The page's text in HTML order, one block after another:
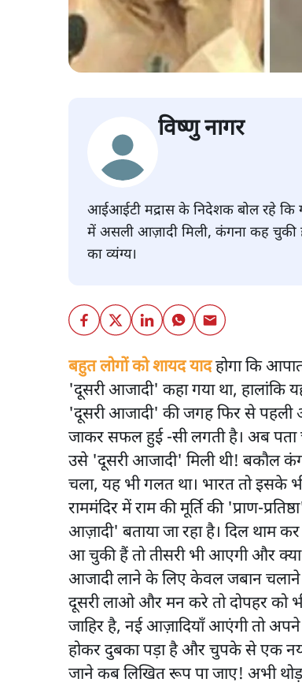
विष्णु नागर
आईआईटी मद्रास के निदेशक बोल रहे कि
में असली आज़ादी मिली, कंगना कह चुकी
का व्यंग्य।
बहुत लोगों को शायद यादहोगा कि
'दूसरी आजादी' कहा गया था, हालांकि
'दूसरी आजादी' की जगह फिर से पहली
जाकर सफल हुई -सी लगती है। अब
उसे 'दूसरी आजादी' मिली थी! बकौल
चला, यह भी गलत था। भारत तो
राममंदिर में राम की मूर्ति की 'प्राण-
आज़ादी' बताया जा रहा है। दिल थाम
आ चुकी हैं तो तीसरी भी आएगी और
आजादी लाने के लिए केवल जबान
दूसरी लाओ और मन करे तो दोपहर
जाहिर है, नई आज़ादियाँ आएंगी तो अपने
होकर दुबका पड़ा है और चुपके से एक
जाने कब लिखित रूप पा जाए! अभी